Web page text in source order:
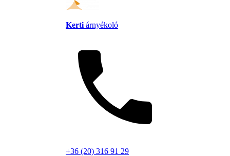
Kerti árnyékoló
+36 (20) 316 91 29